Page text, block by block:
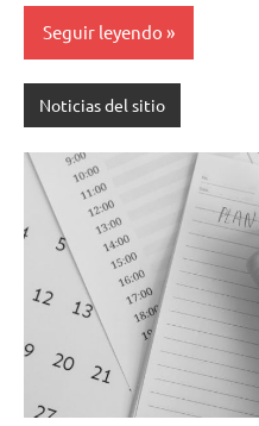
Seguir leyendo
Noticias del sitio